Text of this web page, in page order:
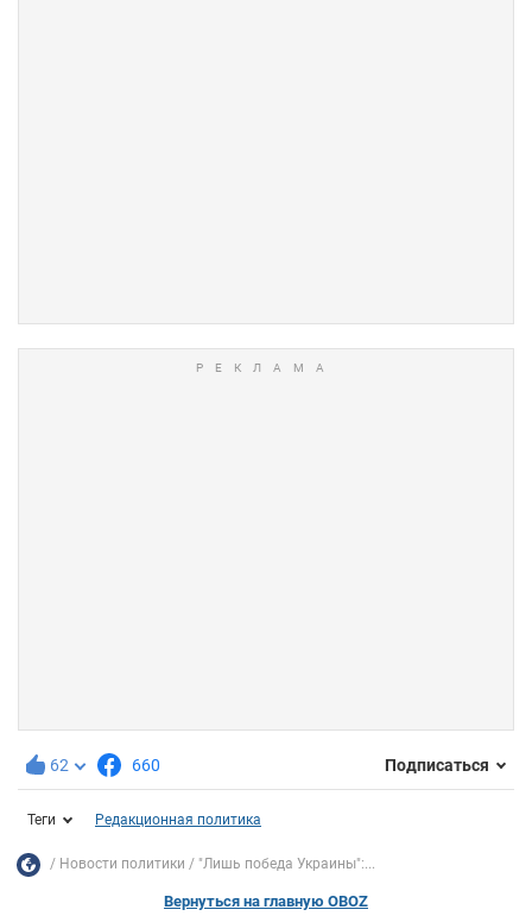
62 660 Подписаться
Теги Редакционная политика
Новости политики "Лишь победа Украины":...
Вернуться на главную OBOZ